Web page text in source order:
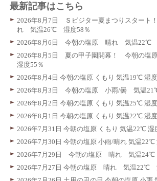
最新記事はこちら
2026年8月7日 Ｓビジター夏まつりスター
れ 気温26℃ 湿度58％
2026年8月6日 今朝の塩原 晴れ 気温22℃
2026年8月5日 夏の甲子園開幕！ 今朝の
湿度55％
2026年8月4日 今朝の塩原 くもり 気温19℃ 湿
2026年8月3日 今朝の塩原 小雨/曇 気温
2026年8月2日 今朝の塩原 くもり 気温25℃ 湿
2026年8月1日 今朝の塩原 くもり 気温22℃ 湿
2026年7月31日 今朝の塩原 くもり 気温22℃ 湿
2026年7月30日 今朝の塩原 小雨/晴れ 気温22℃
2026年7月29日 今朝の塩原 晴れ 気温24℃
2026年7月27日 今朝の塩原 晴れ 気温22℃